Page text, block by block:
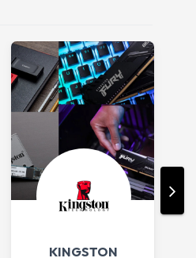
KINGSTON